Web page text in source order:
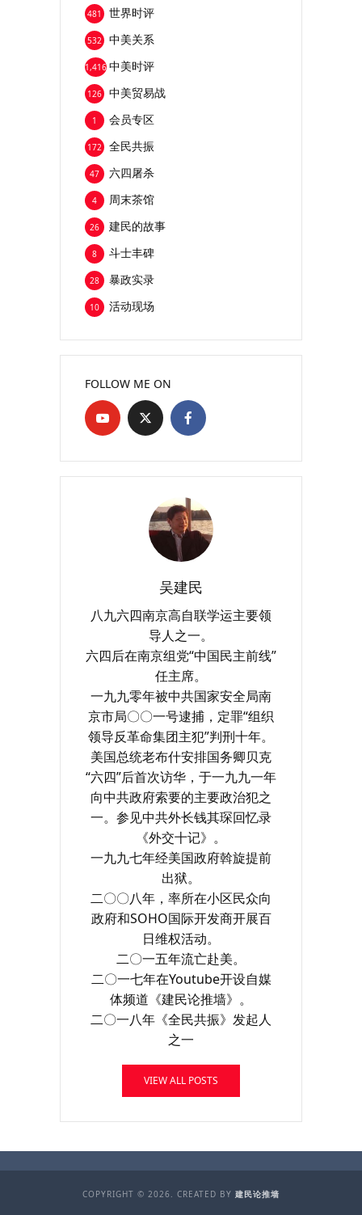
世界时评
481
中美关系
532
中美时评
1,416
中美贸易战
126
会员专区
1
全民共振
172
六四屠杀
47
周末茶馆
4
建民的故事
26
斗士丰碑
8
暴政实录
28
活动现场
10
FOLLOW ME ON
吴建民
八九六四南京高自联学运主要领
导人之一。
六四后在南京组党“中国民主前线”
任主席。
一九九零年被中共国家安全局南
京市局〇〇一号逮捕，定罪“组织
领导反革命集团主犯”判刑十年。
美国总统老布什安排国务卿贝克
“六四”后首次访华，于一九九一年
向中共政府索要的主要政治犯之
一。参见中共外长钱其琛回忆录
《外交十记》。
一九九七年经美国政府斡旋提前
出狱。
二〇〇八年，率所在小区民众向
政府和SOHO国际开发商开展百
日维权活动。
二〇一五年流亡赴美。
二〇一七年在Youtube开设自媒
体频道《建民论推墙》。
二〇一八年《全民共振》发起人
之一
VIEW ALL POSTS
COPYRIGHT © 2026. CREATED BY 建民论推墙